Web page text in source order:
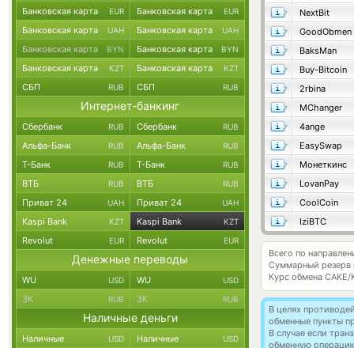
NextBit
GoodObmen
BaksMan
Buy-Bitcoin
2rbina
MChanger
4ange
EasySwap
Монеткинс
LovanPay
CoolCoin
IziBTC
Всего по
Суммарный резерв
Курс обмена CAKE/
В целях
обменные пункты
В случае если
обменную
Банковская карта EUR Банковская карта EUR
Банковская карта UAH Банковская карта UAH
Банковская карта BYN Банковская карта BYN
Банковская карта KZT Банковская карта KZT
СБП RUB СБП RUB
Интернет-банкинг
Сбербанк RUB Сбербанк RUB
Альфа-Банк RUB Альфа-Банк RUB
Т-Банк RUB Т-Банк RUB
ВТБ RUB ВТБ RUB
Приват 24 UAH Приват 24 UAH
Kaspi Bank KZT Kaspi Bank KZT
Revolut EUR Revolut EUR
Денежные переводы
WU USD WU USD
ЗК RUB ЗК RUB
Наличные деньги
Наличные USD Наличные USD